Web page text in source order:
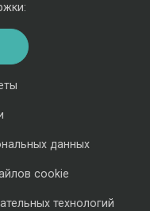
данных
cookie
технологий